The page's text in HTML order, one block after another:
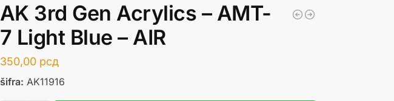
AK 3rd Gen Acrylics – AMT-
7 Light Blue – AIR
350,00 рсд
šifra: AK11916